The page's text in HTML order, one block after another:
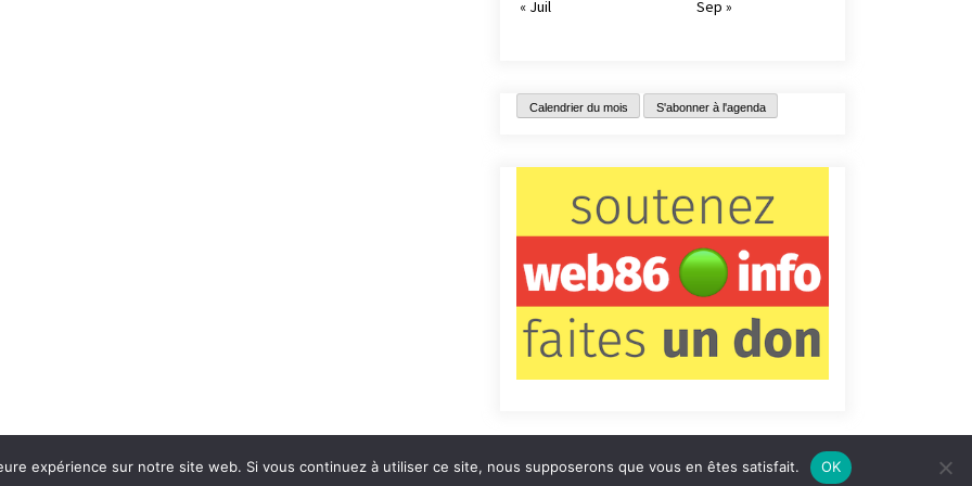
« Juil
Sep »
Calendrier du mois S'abonner à l'agenda
Contact Qui sommes-nous ? Informations légales
expérience sur notre site web. Si vous continuez à utiliser ce site, nous supposerons que vous en êtes satisfait. OK